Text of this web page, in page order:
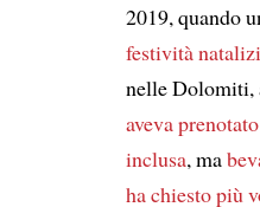
2019, quando
festività
nelle Dolomiti,
aveva prenotato
inclusa, ma
ha chiesto più